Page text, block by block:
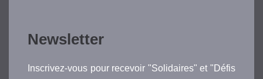
Newsletter
Inscrivez-vous pour recevoir "Solidaires" et "Défis